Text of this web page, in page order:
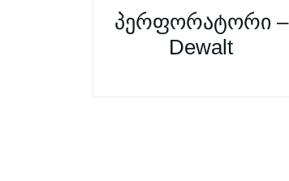
პერფორატორი –
Dewalt